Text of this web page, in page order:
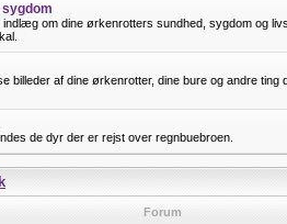
sygdom
indlæg om dine ørkenrotters sundhed, sygdom og
billeder af dine ørkenrotter, dine bure og andre ting
de dyr der er rejst over regnbuebroen.
Forum